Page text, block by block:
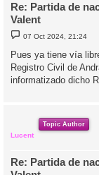
Re: Partida de
Valent
M
e
s
a
e
07 Oct 2024, 21:24
Pues ya tiene vía
Registro Civil de
informatizado dicho
Topic Author
Lucent
Re: Partida de